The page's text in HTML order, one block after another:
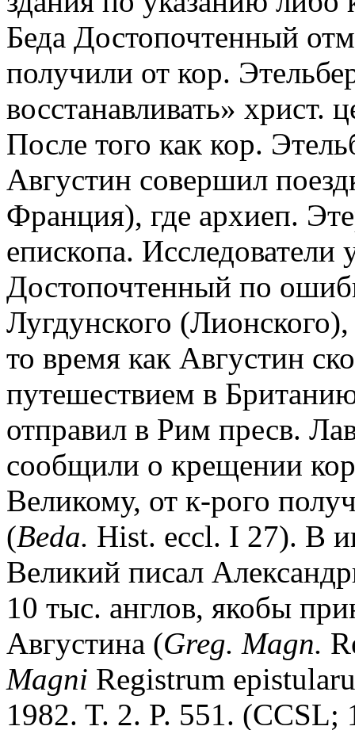
Беда Достопочтенный
получили от кор.
восстанавливать» христ.
После того как кор.
Августин совершил
Франция), где архиеп.
епископа. Исследователи
Достопочтенный по
Лугдунского
то время как Августин
путешествием в
отправил в Рим пресв.
сообщили о крещении
Великому, от к-рого
(Beda. Hist. eccl. I 27). В
Великий писал
10 тыс. англов, якобы
Августина (Greg. Magn.
Magni Registrum
1982. T. 2. P. 551. (CCSL;